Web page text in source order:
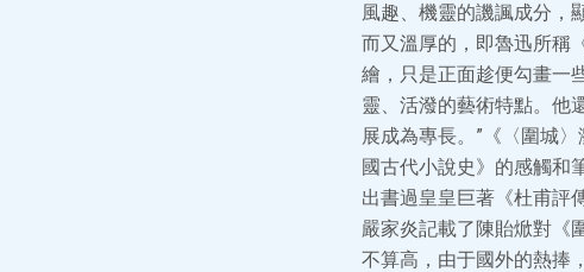
風趣、機靈的譏諷成分，
而又溫厚的，即魯迅所稱
繪，只是正面趁便勾畫一
靈、活潑的藝術特點。他
展成為專長。”《〈圍城
國古代小說史》的感觸和
出書過皇皇巨著《杜甫評
嚴家炎記載了陳貽焮對《
不算高，由于國外的熱捧